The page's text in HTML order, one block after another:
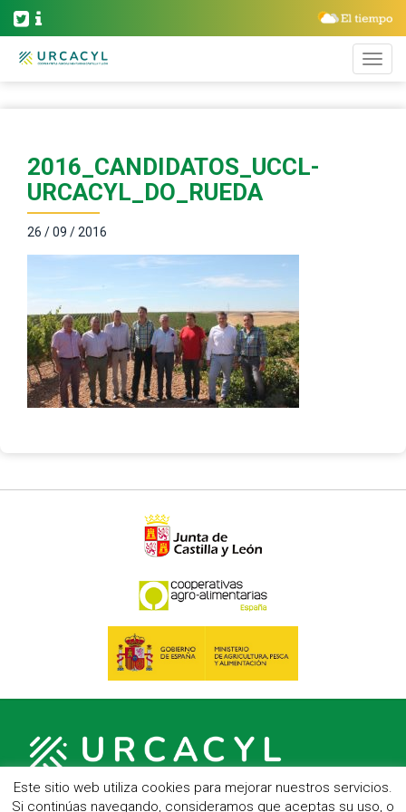
2016_CANDIDATOS_UCCL-
URCACYL_DO_RUEDA
26 / 09 / 2016
Este sitio web utiliza cookies para mejorar nuestros servicios.
Si continúas navegando, consideramos que aceptas su uso, o